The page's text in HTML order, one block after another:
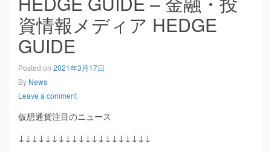
資情報メディア HEDGE
GUIDE
Posted on 2021年3月17日
By News
Leave a comment
仮想通貨注目のニュース
↓↓↓↓↓↓↓↓↓↓↓↓↓↓↓↓↓↓↓↓